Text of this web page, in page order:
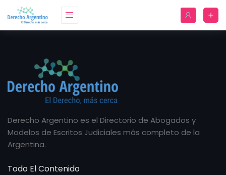
Derecho Argentino es el Directorio de Abogados y
Modelos de Escritos Judiciales más completo de la
Argentina.
Todo El Contenido